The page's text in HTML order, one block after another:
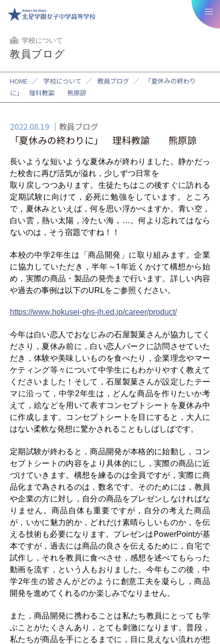
学校について
教員ブログ
HOME ／ 学校について ／ 教員ブログ ／
「夏休みの終わり
に」 理科教諭 熊原諒
2022.08.19 教員ブログ
「夏休みの終わりに」 理科教諭 熊原諒
長いような短いような夏休みが終わりました。静かだっ
た校舎に再び活気が溢れ，少しずつ日常を
取り戻しつつあります。生徒たちはこの後すぐに訪れる
定期試験に向けて，必死に勉強をしています。ところ
で，夏休みといえば，何を思い浮かべますか。 青い空，
白い雲，熱い太陽， 冷たい海 ， … 。何より忘れてはなら
ないのは，そう宿題ですね！
！
本校の中学2年生は「商品開発」に取り組みます。企業
に協力していただき，半年～1年近くかけて構想から始
め ，実際の商品・製品の発売まで行います。詳しい内容
や過去の事例は以下のURLをご参照ください。
https://www.hokusei-ghs-jh.ed.jp/career/product/
今年は白い恋人でおなじみの石屋製菓さんが協力してく
ださり，夏休み前に， 白い恋人パークに訪問させていた
だき，体験や美味しいものを食べたり， 企業理念やマー
ケティング等々について中学生にもわかりやすく教えて
くださいました！そして，石屋製菓さんが設定したテー
マに沿って ， 中学2年生は ， どんな商品を作りたいか考
えて，絵などを用いて表すコンセプトシート を夏休み中
に作成します。 コンセプトシートを目にすると，大人に
はない柔軟な発想に驚かされることもしばしばです。
定期試験が終わると，商品開発が本格的に始動し，コン
セプトシートの内容をより具体的にし，実際の商品に近
づけていきます。 構想を練るのは全員ですが，実際に商
品化まで為されるのは，数名です。そのためには，教員
や企業の方に対し，自分の商品をプレゼンしなければな
りません。商品自体も重要ですが，自分の考えた商品
が，いかに魅力的か，どれだけ素晴らしいものか，を伝
える技術も必要になります。プレゼンはPowerPointが基
本ですが，過去には商品の良さを伝えるために，自宅で
試作し，それを教員に食べさせ，感想を述べてもらった
動画を流す，という人もおりました。今年もこの後，中
学2年生の皆さんがどのように創意工夫を凝らし，商品
開発を進めてくれるのか楽しみでなりません。
また，商品開発に携わることは私たち教員にとっても学
ぶことがたくさんあり，とても刺激になります。普段，
私たちが商品を手にとるまでに，目に見えない流れが想